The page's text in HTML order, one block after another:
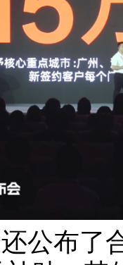
公布了